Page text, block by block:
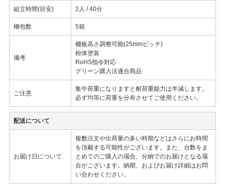
組立時間(目安) 2人 / 40分
梱包数 5箱
備考
棚板高さ調整可能(25mmピッチ)
粉体塗装
RoHS指令対応
グリーン購入法適合商品
ご注意
集中荷重になりますと耐荷重能力は半減します。
必ず均等に荷重を分布させてご使用ください。
配送について
お届け日について
複数注文や出荷量の多い時期などはさらにお時間
を頂戴する可能性がございます。また、台数をま
とめてのご購入の場合、分納でのお届けとなる場
合がございます。納期、およびお届け詳細はお問
い合わせください。